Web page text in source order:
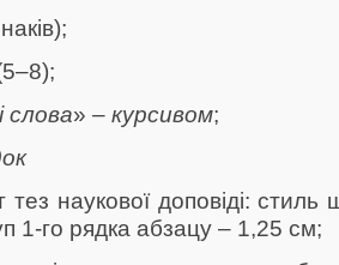
слова» – курсивом;
тез наукової доповіді:
1-го рядка абзацу – 1,25 см;